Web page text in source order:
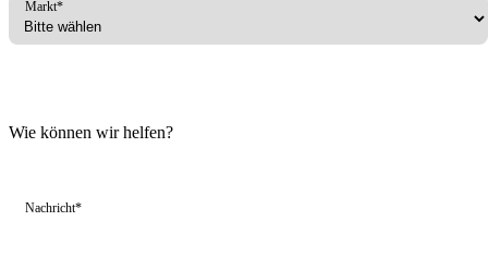
Markt*
Wie können wir helfen?
Nachricht*